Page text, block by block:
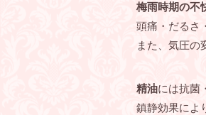
梅雨時期の不
頭痛・だるさ
また、気圧の
精油には抗菌
鎮静効果によ